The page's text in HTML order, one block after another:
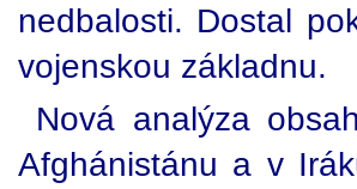
nedbalosti. Dostal
vojenskou základnu.
Nová analýza
Afghánistánu a v